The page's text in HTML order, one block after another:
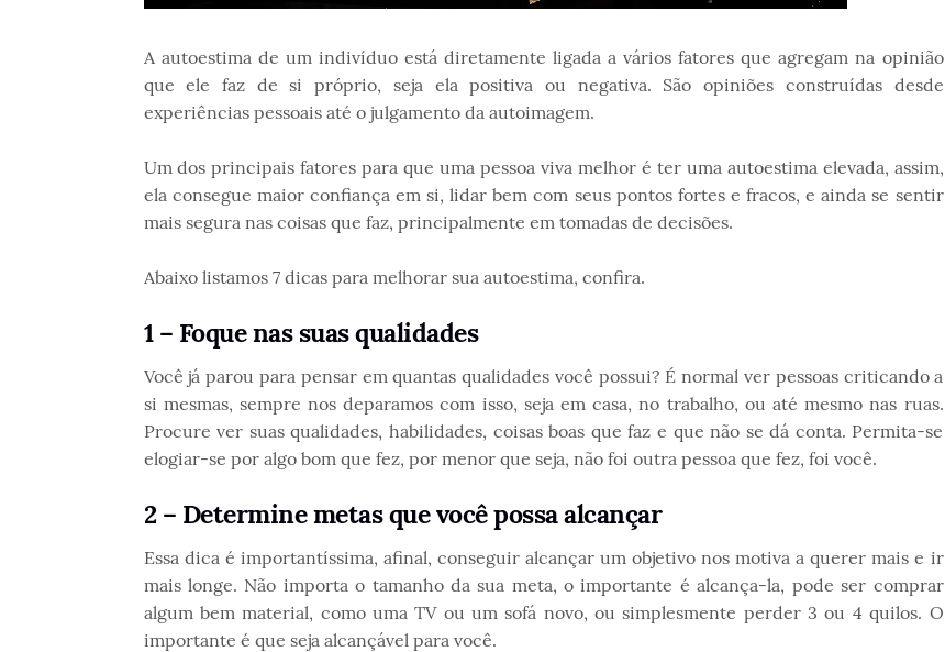
A autoestima de um indivíduo está diretamente ligada a vários fatores que agregam na opinião
que ele faz de si próprio, seja ela positiva ou negativa. São opiniões construídas desde
experiências pessoais até o julgamento da autoimagem.
Um dos principais fatores para que uma pessoa viva melhor é ter uma autoestima elevada, assim,
ela consegue maior confiança em si, lidar bem com seus pontos fortes e fracos, e ainda se sentir
mais segura nas coisas que faz, principalmente em tomadas de decisões.
Abaixo listamos 7 dicas para melhorar sua autoestima, confira.
1 – Foque nas suas qualidades
Você já parou para pensar em quantas qualidades você possui? É normal ver pessoas criticando a
si mesmas, sempre nos deparamos com isso, seja em casa, no trabalho, ou até mesmo nas ruas.
Procure ver suas qualidades, habilidades, coisas boas que faz e que não se dá conta. Permita-se
elogiar-se por algo bom que fez, por menor que seja, não foi outra pessoa que fez, foi você.
2 – Determine metas que você possa alcançar
Essa dica é importantíssima, afinal, conseguir alcançar um objetivo nos motiva a querer mais e ir
mais longe. Não importa o tamanho da sua meta, o importante é alcança-la, pode ser comprar
algum bem material, como uma TV ou um sofá novo, ou simplesmente perder 3 ou 4 quilos. O
importante é que seja alcançável para você.